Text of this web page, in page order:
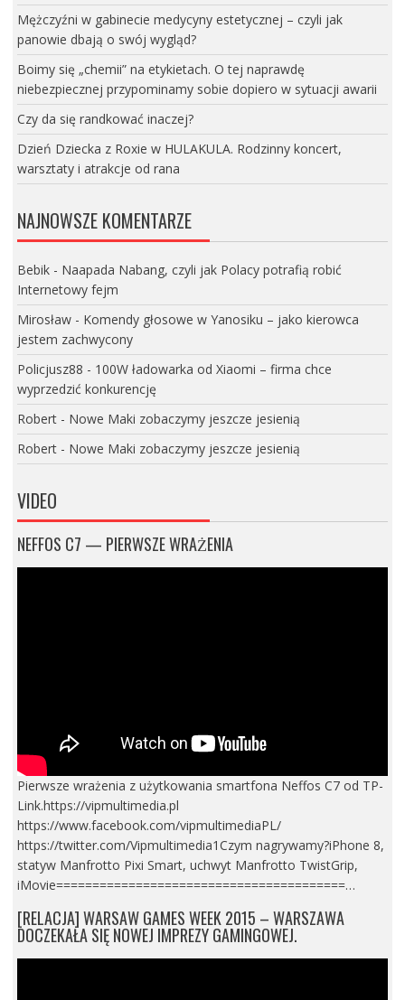
Mężczyźni w gabinecie medycyny estetycznej – czyli jak
panowie dbają o swój wygląd?
Boimy się „chemii” na etykietach. O tej naprawdę
niebezpiecznej przypominamy sobie dopiero w sytuacji awarii
Czy da się randkować inaczej?
Dzień Dziecka z Roxie w HULAKULA. Rodzinny koncert,
warsztaty i atrakcje od rana
NAJNOWSZE KOMENTARZE
Bebik- Naapada Nabang, czyli jak Polacy potrafią robić
Internetowy fejm
Mirosław- Komendy głosowe w Yanosiku – jako kierowca
jestem zachwycony
Policjusz88 - 100W ładowarka od Xiaomi – firma chce
wyprzedzić konkurencję
Robert- Nowe Maki zobaczymy jeszcze jesienią
Robert- Nowe Maki zobaczymy jeszcze jesienią
VIDEO
NEFFOS C7 — PIERWSZE WRAŻENIA
Pierwsze wrażenia z użytkowania smartfona Neffos C7 od TP-
Link.https://vipmultimedia.pl
https://www.facebook.com/vipmultimediaPL/
https://twitter.com/Vipmultimedia1Czym nagrywamy?iPhone 8,
statyw Manfrotto Pixi Smart, uchwyt Manfrotto TwistGrip,
iMovie========================================…
[RELACJA] WARSAW GAMES WEEK 2015 – WARSZAWA
DOCZEKAŁA SIĘ NOWEJ IMPREZY GAMINGOWEJ.